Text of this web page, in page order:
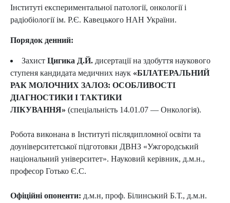
Інституті експериментальної патології, онкології і
радіобіології ім. Р.Є. Кавецького НАН України.
Порядок денний:
Захист Цигика Д.Й. дисертації на здобуття наукового
ступеня кандидата медичних наук «БІЛАТЕРАЛЬНИЙ
РАК МОЛОЧНИХ ЗАЛОЗ: ОСОБЛИВОСТІ
ДІАГНОСТИКИ І ТАКТИКИ
ЛІКУВАННЯ» (спеціальність 14.01.07 — Онкологія).
Робота виконана в Інституті післядипломної освіти та
доуніверситетської підготовки ДВНЗ «Ужгородський
національний університет». Науковий керівник, д.м.н.,
професор Готько Є.С.
Офіційні опоненти: д.м.н, проф. Білинський Б.Т., д.м.н.